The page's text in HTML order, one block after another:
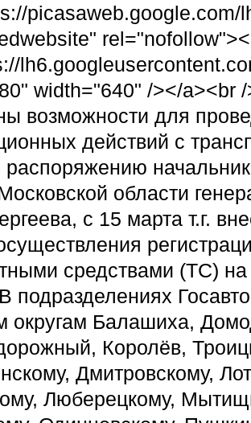
width="640" /></a><br
возможности для
действий с
распоряжению
области
с 15 марта т.г.
средствами (ТС)
подразделениях
округам Балашиха,
Королёв,
Дмитровскому,
Люберецкому,